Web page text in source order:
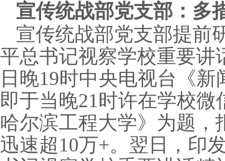
宣传统战部党支部：多
宣传统战部党支部提前
平总书记视察学校重要讲
日晚19时中央电视台《新
即于当晚21 时许在学校微
哈尔滨工程大学》为题
迅速超10万+。翌日，印